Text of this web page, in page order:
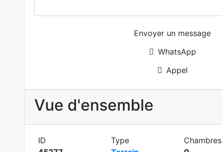
Envoyer un message
WhatsApp
Appel
Vue d'ensemble
ID
Type
Chambres